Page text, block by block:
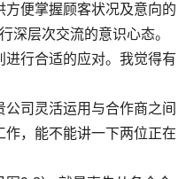
便掌握顾客状况及意向的
深层次交流的意识心态。
行合适的应对。我觉得有
司灵活运用与合作商之间
，能不能讲一下两位正在